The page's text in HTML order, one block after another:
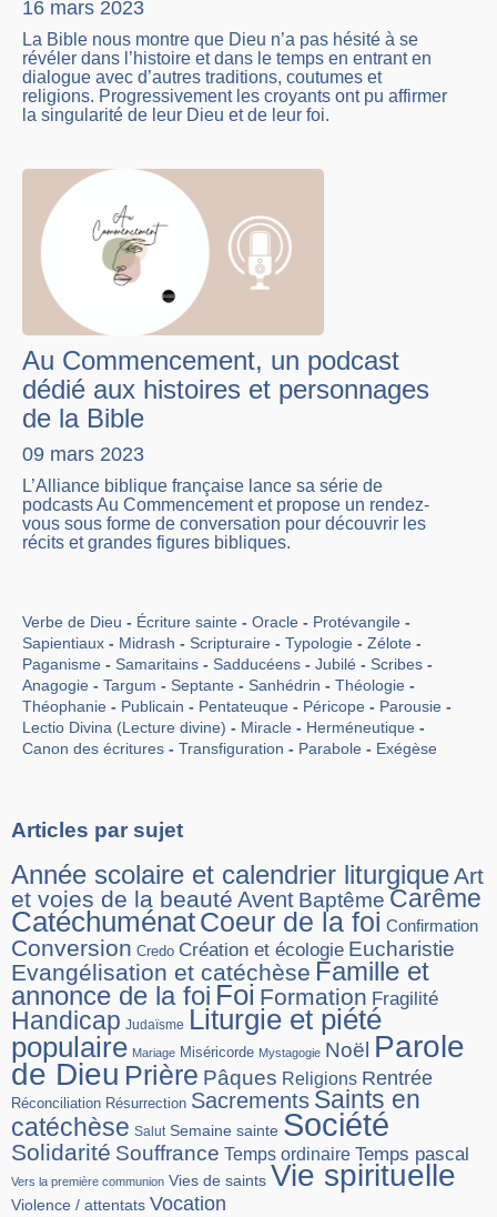
16 mars 2023
La Bible nous montre que Dieu n’a pas hésité à se
révéler dans l’histoire et dans le temps en entrant en
dialogue avec d’autres traditions, coutumes et
religions. Progressivement les croyants ont pu affirmer
la singularité de leur Dieu et de leur foi.
Au Commencement, un podcast
dédié aux histoires et personnages
de la Bible
09 mars 2023
L’Alliance biblique française lance sa série de
podcasts Au Commencement et propose un rendez-
vous sous forme de conversation pour découvrir les
récits et grandes figures bibliques.
Verbe de Dieu Écriture sainte Oracle
Protévangile
Sapientiaux
Midrash Scripturaire Typologie
Zélote
Paganisme
Samaritains Sadducéens Jubilé
Scribes
Anagogie
Targum Septante Sanhédrin
Théologie
Théophanie
Publicain Pentateuque Péricope
Parousie
Lectio Divina (Lecture divine)
Miracle
Herméneutique
Canon des écritures
Transfiguration Parabole Exégèse
Articles par sujet
Année scolaire et calendrier liturgiqueArt
et voies de la beauté Avent Baptême Carême
CatéchuménatCoeur de la foi Confirmation
Conversion Credo Création et écologie Eucharistie
Evangélisation et catéchèse Famille et
annonce de la foi Foi Formation Fragilité
Handicap Judaïsme Liturgie et piété
populaire Mariage Miséricorde Mystagogie Noël Parole
de Dieu Prière Pâques Religions Rentrée
Réconciliation Résurrection Sacrements Saints en
catéchèse Salut Semaine sainte Société
Solidarité Souffrance Temps ordinaire Temps pascal
Vers la première communion Vies de saints Vie spirituelle
Violence / attentats Vocation